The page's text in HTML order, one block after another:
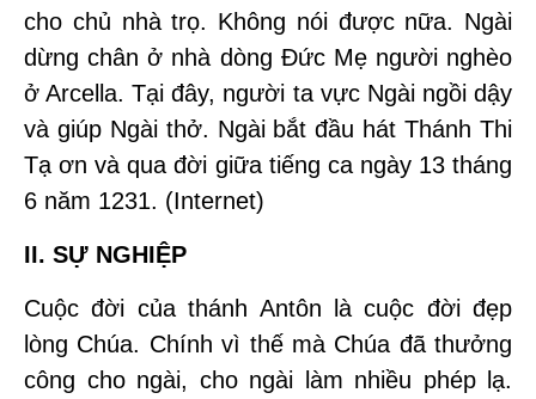
cho chủ nhà trọ. Không nói được nữa. Ngài
dừng chân ở nhà dòng Đức Mẹ người nghèo
ở Arcella. Tại đây, người ta vực Ngài ngồi dậy
và giúp Ngài thở. Ngài bắt đầu hát Thánh Thi
Tạ ơn và qua đời giữa tiếng ca ngày 13 tháng
6 năm 1231. (Internet)
II. SỰ NGHIỆP
Cuộc đời của thánh Antôn là cuộc đời đẹp
lòng Chúa. Chính vì thế mà Chúa đã thưởng
công cho ngài, cho ngài làm nhiều phép lạ.